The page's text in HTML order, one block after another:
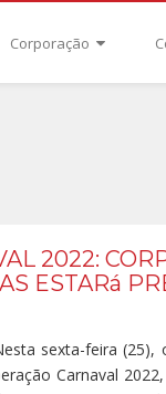
Corporação
2022:
ESTARá
sexta-feira (25),
Carnaval